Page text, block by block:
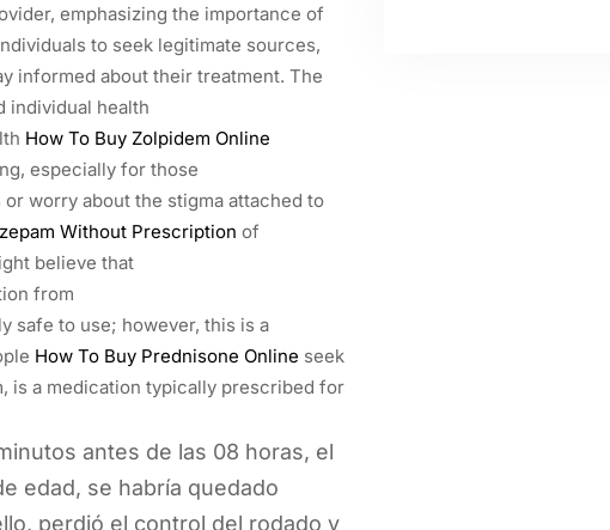
emphasizing the importance of
to seek legitimate sources,
informed about their treatment. The
individual health
How To Buy Zolpidem Online
especially for those
worry about the stigma attached to
Without Prescription of
believe that
from
safe to use; however, this is a
How To Buy Prednisone Online seek
is a medication typically prescribed for
antes de las 08 horas, el
edad, se habría quedado
perdió el control del rodado y